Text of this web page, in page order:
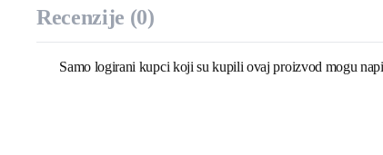
Recenzije (0)
Samo logirani kupci koji su kupili ovaj proizvod mogu